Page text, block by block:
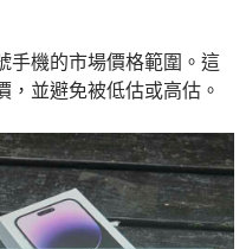
手機的市場價格範圍。這
並避免被低估或高估。